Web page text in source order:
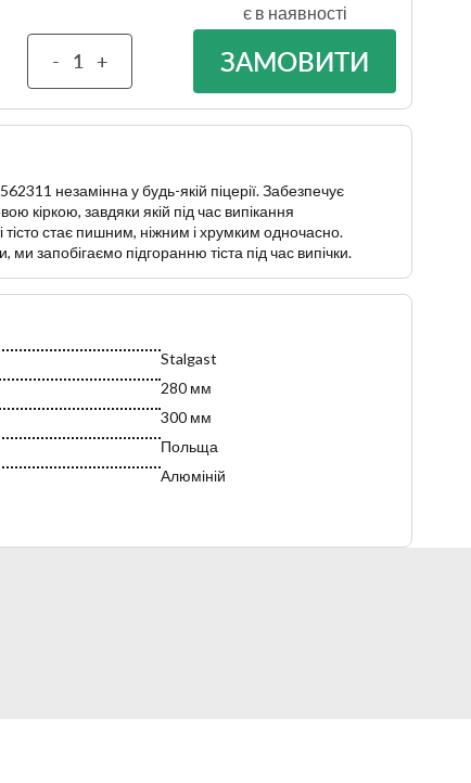
- +
є в наявності
ЗАМОВИТИ
незамінна у будь-якій піцерії. Забезпечує
кіркою, завдяки якій під час випікання
тісто стає пишним, ніжним і хрумким одночасно.
запобігаємо підгоранню тіста під час випічки.
Stalgast
280 мм
300 мм
Польща
Алюміній